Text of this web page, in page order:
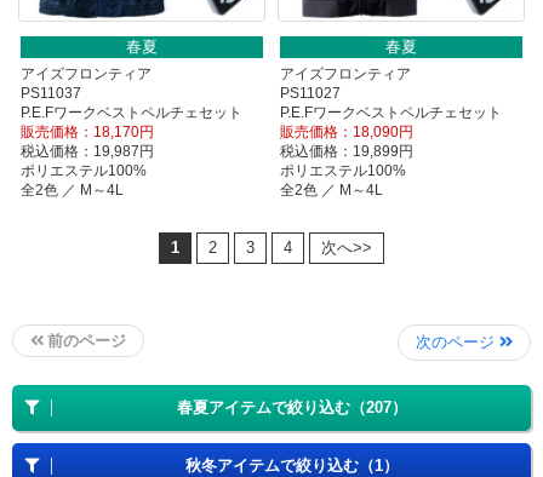
春夏
アイズフロンティア
PS11037
P.E.Fワークベストペルチェセット
販売価格：18,170円
税込価格：19,987円
ポリエステル100%
全2色 ／ M～4L
春夏
アイズフロンティア
PS11027
P.E.Fワークベストペルチェセット
販売価格：18,090円
税込価格：19,899円
ポリエステル100%
全2色 ／ M～4L
1 2 3 4 次へ>>
前のページ 次のページ
春夏アイテムで絞り込む（207）
秋冬アイテムで絞り込む（1）